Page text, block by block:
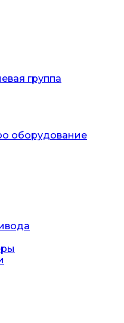
группа
оборудование